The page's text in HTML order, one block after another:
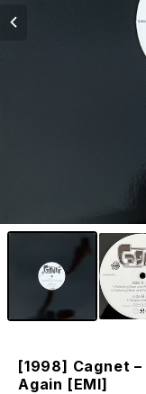
[1998] Cagnet
Again [EMI]